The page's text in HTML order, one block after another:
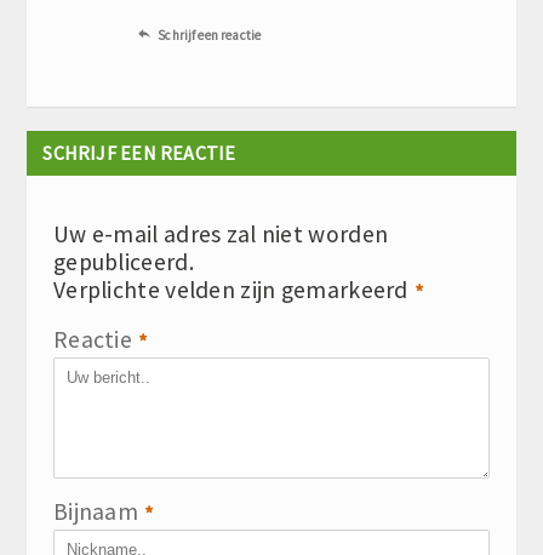
 Schrijf een reactie
SCHRIJF EEN REACTIE
Uw e-mail adres zal niet worden
gepubliceerd.
Verplichte velden zijn gemarkeerd *
Reactie *
Bijnaam *